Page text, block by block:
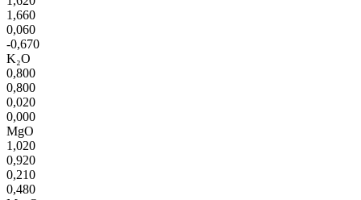
1,660
0,060
-0,670
K₂O
0,800
0,800
0,020
0,000
MgO
1,020
0,920
0,210
0,480